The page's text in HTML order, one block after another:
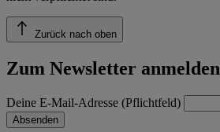
Zurück nach oben
Zum Newsletter anmelden
Deine E-Mail-Adresse (Pflichtfeld)
Absenden